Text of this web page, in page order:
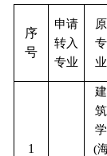
序
号
申请
转入
专业
原
专
业
1
建
筑
学
(